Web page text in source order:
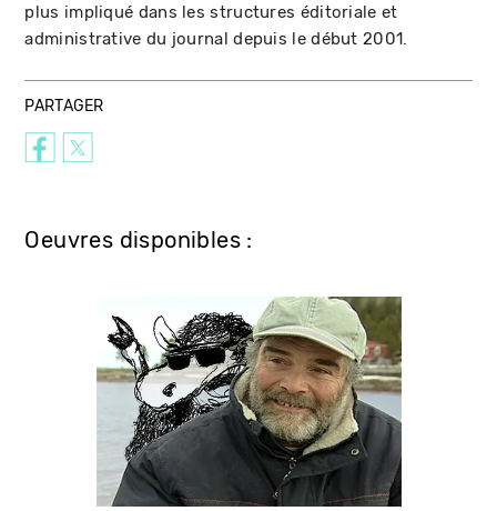
plus impliqué dans les structures éditoriale et
administrative du journal depuis le début 2001.
PARTAGER
Oeuvres disponibles :